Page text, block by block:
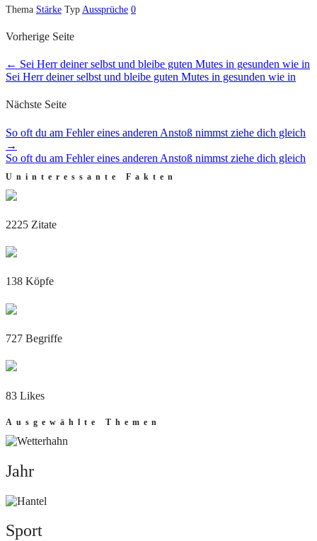
Thema Stärke Typ Aussprüche 0
Vorherige Seite
← Sei Herr deiner selbst und bleibe guten Mutes in gesunden wie in
Sei Herr deiner selbst und bleibe guten Mutes in gesunden wie in
Nächste Seite
So oft du am Fehler eines anderen Anstoß nimmst ziehe dich gleich
→
So oft du am Fehler eines anderen Anstoß nimmst ziehe dich gleich
Uninteressante Fakten
2225 Zitate
138 Köpfe
727 Begriffe
83 Likes
Ausgewählte Themen
Jahr
Jahr
Sport
Sport